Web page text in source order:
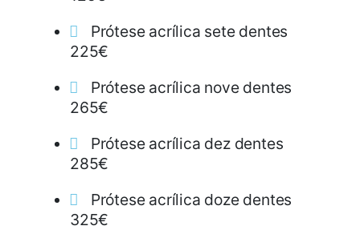
Prótese acrílica sete dentes
225€
Prótese acrílica nove dentes
265€
Prótese acrílica dez dentes
285€
Prótese acrílica doze dentes
325€